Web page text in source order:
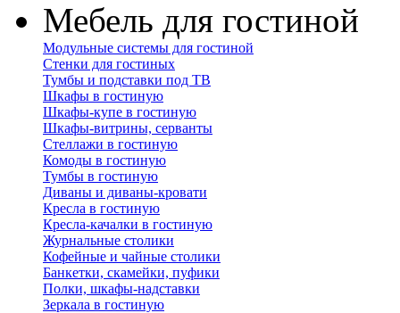
Мебель для гостиной
Модульные системы для гостиной
Стенки для гостиных
Тумбы и подставки под ТВ
Шкафы в гостиную
Шкафы-купе в гостиную
Шкафы-витрины, серванты
Стеллажи в гостиную
Комоды в гостиную
Тумбы в гостиную
Диваны и диваны-кровати
Кресла в гостиную
Кресла-качалки в гостиную
Журнальные столики
Кофейные и чайные столики
Банкетки, скамейки, пуфики
Полки, шкафы-надставки
Зеркала в гостиную